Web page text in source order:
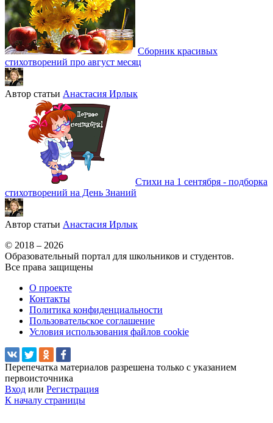
Сборник красивых
стихотворений про август месяц
Автор статьи Анастасия Ирлык
Стихи на 1 сентября - подборка
стихотворений на День Знаний
Автор статьи Анастасия Ирлык
© 2018 – 2026
Образовательный портал для школьников и студентов.
Все права защищены
О проекте
Контакты
Политика конфиденциальности
Пользовательское соглашение
Условия использования файлов cookie
Перепечатка материалов разрешена только с указанием
первоисточника
Вход или Регистрация
К началу страницы